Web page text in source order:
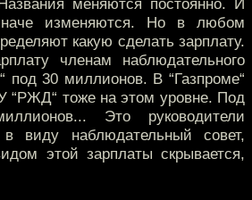
меняются постоянно. И
изменяются. Но в любом
какую сделать зарплату.
членам наблюдательного
под 30 миллионов. В “Газпроме“
“РЖД“ тоже на этом уровне. Под
Это руководители
виду наблюдательный совет,
этой зарплаты скрывается,